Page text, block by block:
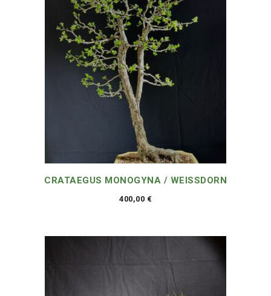
CRATAEGUS MONOGYNA / WEISSDORN
400,00 €